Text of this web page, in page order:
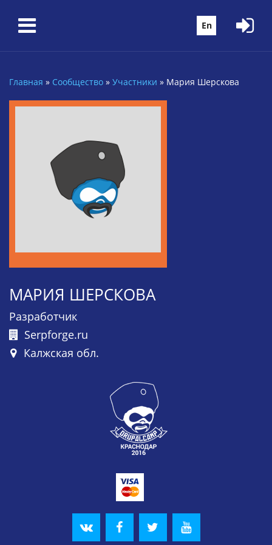
En
Вы здесь
Главная » Сообщество » Участники » Мария Шерскова
МАРИЯ ШЕРСКОВА
Разработчик
Serpforge.ru
Калжская обл.